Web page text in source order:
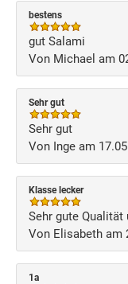
bestens
gut Salami
Von Michael am
Sehr gut
Sehr gut
Von Inge am
Klasse lecker
Sehr gute Qualität
Von Elisabeth am
1a